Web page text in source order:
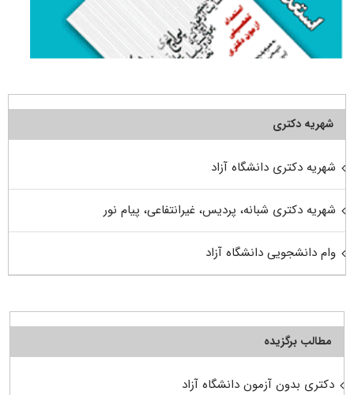
شهریه دکتری
شهریه دکتری دانشگاه آزاد
شهریه دکتری شبانه، پردیس، غیرانتفاعی، پیام نور
وام دانشجویی دانشگاه آزاد
مطالب برگزیده
دکتری بدون آزمون دانشگاه آزاد